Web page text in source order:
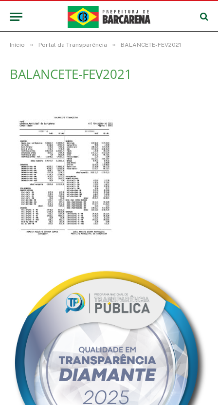
Início » Portal da Transparência » BALANCETE-FEV2021
BALANCETE-FEV2021